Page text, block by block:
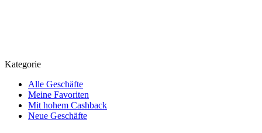
Kategorie
Alle Geschäfte
Meine Favoriten
Mit hohem Cashback
Neue Geschäfte